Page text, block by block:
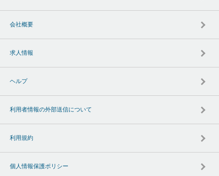
会社概要
求人情報
ヘルプ
利用者情報の外部送信について
利用規約
個人情報保護ポリシー